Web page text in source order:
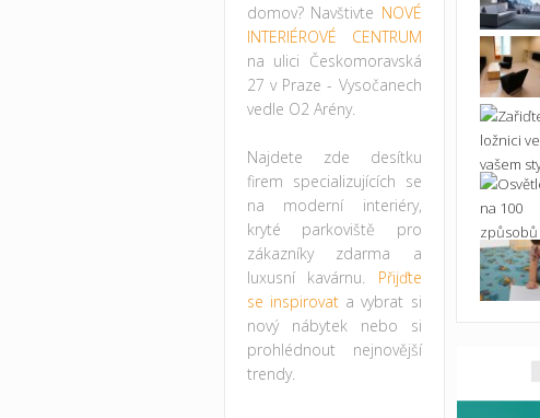
domov? Navštivte NOVÉ
INTERIÉROVÉ CENTRUM
na ulici Českomoravská
27 v Praze - Vysočanech
vedle O2 Arény.
Najdete zde desítku
firem specializujících se
na moderní interiéry,
kryté parkoviště pro
zákazníky zdarma a
luxusní kavárnu. Přijďte
se inspirovata vybrat si
nový nábytek nebo si
prohlédnout nejnovější
trendy.